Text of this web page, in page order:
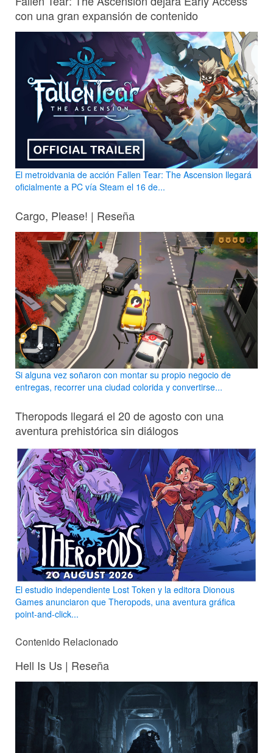
con una gran expansión de contenido
El metroidvania de acción Fallen Tear: The Ascension llegará
oficialmente a PC vía Steam el 16 de...
Cargo, Please! | Reseña
Si alguna vez soñaron con montar su propio negocio de
entregas, recorrer una ciudad colorida y convertirse...
Theropods llegará el 20 de agosto con una
aventura prehistórica sin diálogos
El estudio independiente Lost Token y la editora Dionous
Games anunciaron que Theropods, una aventura gráfica
point-and-click...
Contenido Relacionado
Hell Is Us | Reseña